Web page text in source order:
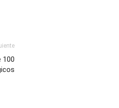
100